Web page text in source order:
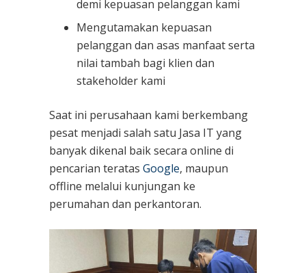
demi kepuasan pelanggan kami
Mengutamakan kepuasan
pelanggan dan asas manfaat serta
nilai tambah bagi klien dan
stakeholder kami
Saat ini perusahaan kami berkembang
pesat menjadi salah satu Jasa IT yang
banyak dikenal baik secara online di
pencarian teratas Google, maupun
offline melalui kunjungan ke
perumahan dan perkantoran.